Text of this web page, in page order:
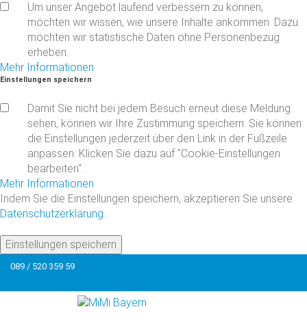
Um unser Angebot laufend verbessern zu können,
möchten wir wissen, wie unsere Inhalte ankommen. Dazu
möchten wir statistische Daten ohne Personenbezug
erheben.
Mehr Informationen
Einstellungen speichern
Damit Sie nicht bei jedem Besuch erneut diese Meldung
sehen, können wir Ihre Zustimmung speichern. Sie können
die Einstellungen jederzeit über den Link in der Fußzeile
anpassen. Klicken Sie dazu auf "Cookie-Einstellungen
bearbeiten".
Mehr Informationen
Indem Sie die Einstellungen speichern, akzeptieren Sie unsere
Datenschutzerklärung.
Einstellungen speichern
089 / 520 359 59